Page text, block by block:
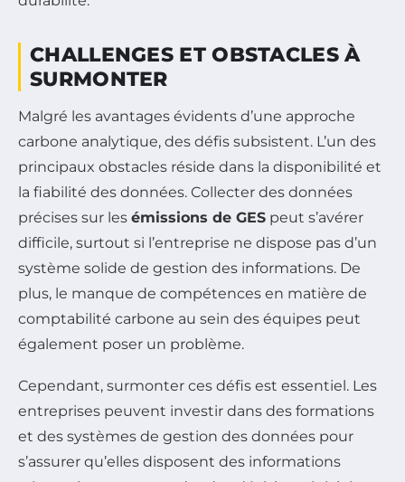
CHALLENGES ET OBSTACLES À
SURMONTER
Malgré les avantages évidents d’une approche
carbone analytique, des défis subsistent. L’un des
principaux obstacles réside dans la disponibilité et
la fiabilité des données. Collecter des données
précises sur les émissions de GES peut s’avérer
difficile, surtout si l’entreprise ne dispose pas d’un
système solide de gestion des informations. De
plus, le manque de compétences en matière de
comptabilité carbone au sein des équipes peut
également poser un problème.
Cependant, surmonter ces défis est essentiel. Les
entreprises peuvent investir dans des formations
et des systèmes de gestion des données pour
s’assurer qu’elles disposent des informations